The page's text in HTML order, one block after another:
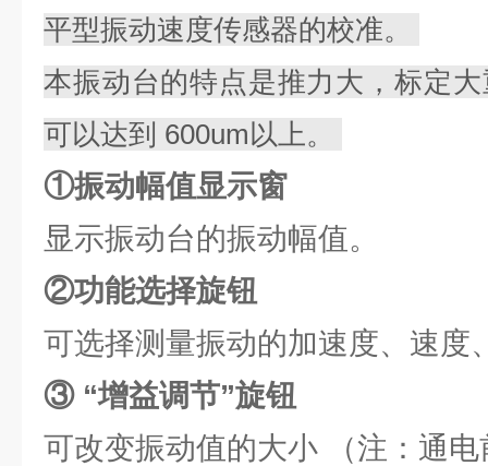
平型振动速度传感器的校准。
本振动台的特点是推力大，标定
可以达到 600um以上。
①振动幅值显示窗
显示振动台的振动幅值。
②功能选择旋钮
可选择测量振动的加速度、速度
③ “增益调节”旋钮
可改变振动值的大小 （注：通